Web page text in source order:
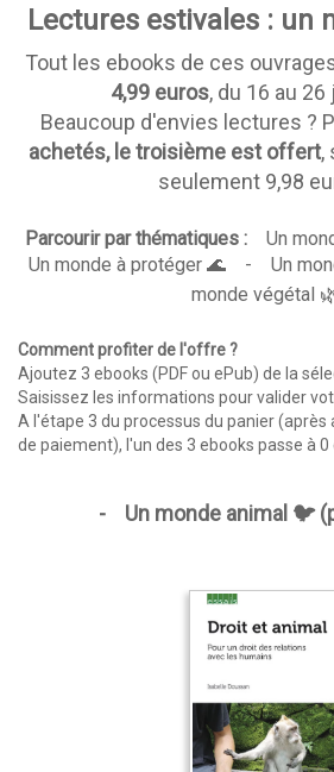
Lectures estivales : un
Tout les ebooks de ces
4,99 euros, du 16 au
Beaucoup d'envies lectures ?
achetés, le troisième est offert,
seulement 9,98
Parcourir par thématiques : Un
Un monde à protéger 🌊 - Un
monde végétal
Comment profiter de l'offre ?
Ajoutez 3 ebooks (PDF ou ePub) de la
Saisissez les informations pour valider
A l'étape 3 du processus du panier (après
de paiement), l'un des 3 ebooks passe à 0
- Un monde animal 🐦